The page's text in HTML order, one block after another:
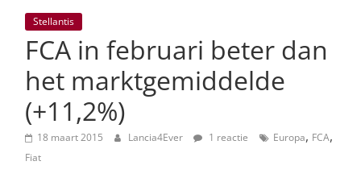
dell'Automobile
Italiana
Italiaans
autonieuws
lifestyle
Stellantis
FCA in februari beter dan
het marktgemiddelde
(+11,2%)
18 maart 2015 Lancia4Ever 1 reactie Europa, FCA,
Fiat